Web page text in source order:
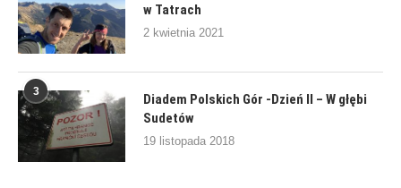
w Tatrach
2 kwietnia 2021
3
Diadem Polskich Gór -Dzień II – W głębi
Sudetów
19 listopada 2018